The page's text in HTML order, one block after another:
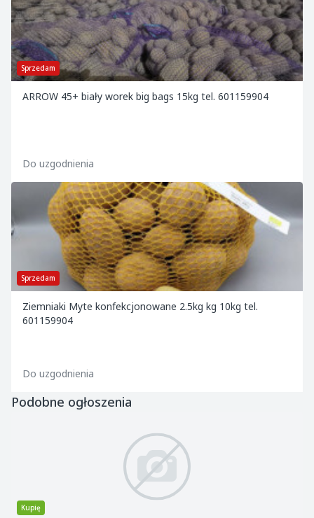
Sprzedam
ARROW 45+ biały worek big bags 15kg tel. 601159904
Do uzgodnienia
Sprzedam
Ziemniaki Myte konfekcjonowane 2.5kg kg 10kg tel.
601159904
Do uzgodnienia
Podobne ogłoszenia
Kupię